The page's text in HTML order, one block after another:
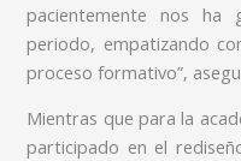
pacientemente nos ha
periodo, empatizando
proceso formativo”,
Mientras que para la
participado en el